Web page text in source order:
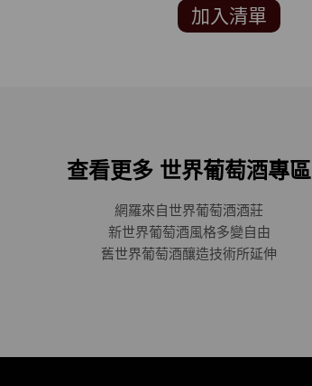
加入清單
查看更多 世界葡萄酒專區
網羅來自世界葡萄酒酒莊
新世界葡萄酒風格多變自由
舊世界葡萄酒釀造技術所延伸